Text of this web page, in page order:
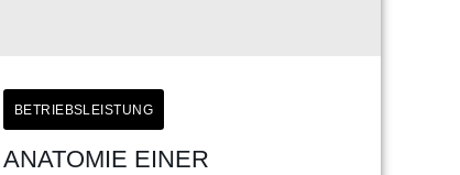
BETRIEBSLEISTUNG
ANATOMIE EINER